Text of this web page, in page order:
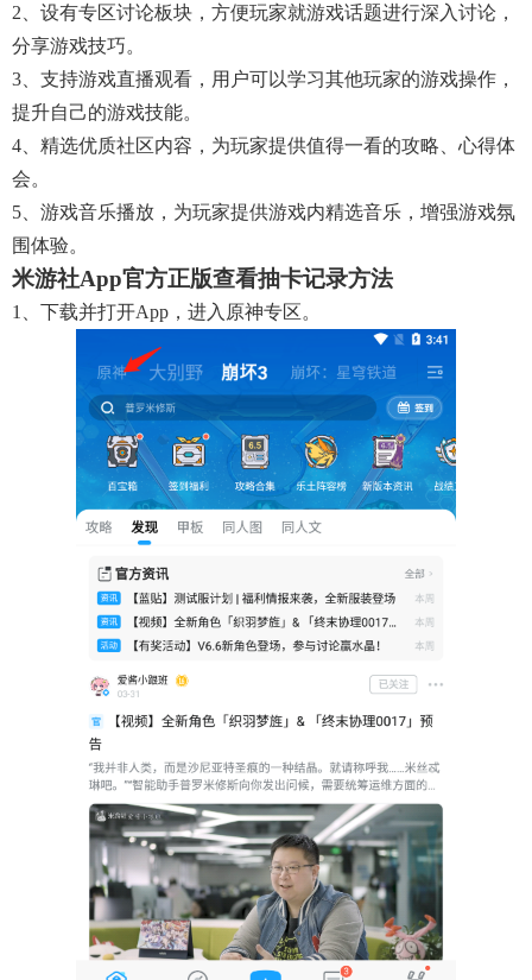
2、设有专区讨论板块，方便玩家就游戏话题进行深入讨论，
分享游戏技巧。
3、支持游戏直播观看，用户可以学习其他玩家的游戏操作，
提升自己的游戏技能。
4、精选优质社区内容，为玩家提供值得一看的攻略、心得体
会。
5、游戏音乐播放，为玩家提供游戏内精选音乐，增强游戏氛
围体验。
米游社app官方正版查看抽卡记录方法
1、下载并打开app，进入原神专区。